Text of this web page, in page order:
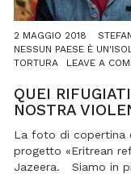
2 MAGGIO 2018
NESSUN PAESE È
TORTURA
LEAVE A
QUEI
NOSTRA
La foto di copertina
progetto «Eritrean
Jazeera. Siamo in